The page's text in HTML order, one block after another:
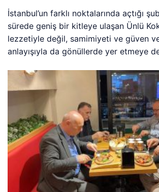
İstanbul’un farklı noktalarında açtığı
sürede geniş bir kitleye ulaşan Ünlü
lezzetiyle değil, samimiyeti ve güven
anlayışıyla da gönüllerde yer etmeye